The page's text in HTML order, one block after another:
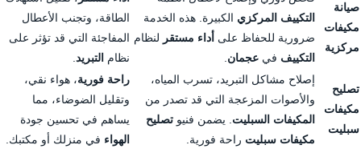
صيانة
مكيفات
مركزية
التكييف المركزي الكبيرة. هذه الخدمة
ضرورية للحفاظ على أداء مستقر لنظام
التكييف في عجمان
الطاقة، وتجنب الأعطال
المفاجئة التي قد تؤثر على
نظام التبريد
تصليح
مكيفات
سبليت
إصلاح مشاكل التبريد، تسرب المياه،
والأصوات المزعجة التي قد تصدر من
المكيفات السبليت . يضمن فنيو تصليح
مكيفات سبليت راحة فورية.
راحة فورية، هواء نقي،
وتقليل الضوضاء، مما
يساهم في تحسين جودة
الهواء في منزلك أو مكتبك.